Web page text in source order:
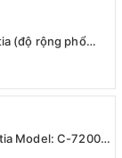
(độ rộng phổ
Model: C-7200 /